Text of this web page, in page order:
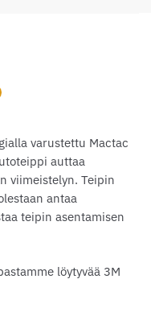
varustettu Mactac
auttaa
viimeistelyn. Teipin
antaa
teipin asentamisen
löytyvää 3M